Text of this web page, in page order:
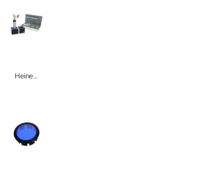
Heine Veterinär Diagnostik Set LED